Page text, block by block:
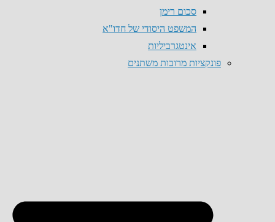
סכום רימן
המשפט היסודי של חדו"א
אינטגרביליות
פונקציות מרובות משתנים